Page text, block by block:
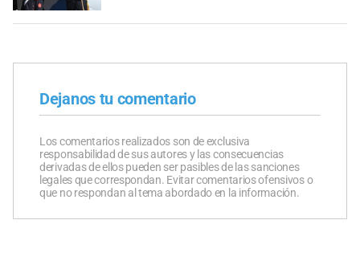
Dejanos tu comentario
Los comentarios realizados son de exclusiva
responsabilidad de sus autores y las consecuencias
derivadas de ellos pueden ser pasibles de las sanciones
legales que correspondan. Evitar comentarios ofensivos o
que no respondan al tema abordado en la información.